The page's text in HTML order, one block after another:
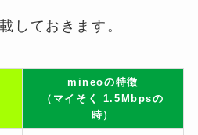
しておきます。
mineoの特徴
（マイそく 1.5Mbpsの
時）